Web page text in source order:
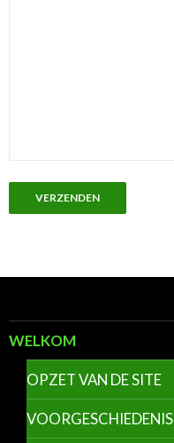
WELKOM
OPZET VAN DE SITE
VOORGESCHIEDENIS